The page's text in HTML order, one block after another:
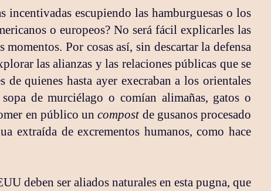
incentivadas escupiendo las hamburguesas o los
o europeos? No será fácil explicarles las
Por cosas así, sin descartar la defensa
las alianzas y las relaciones públicas que se
quienes hasta ayer execraban a los orientales
de murciélago o comían alimañas, gatos o
en público uncompost de gusanos procesado
extraída de excrementos humanos, como hace
deben ser aliados naturales en esta pugna, que